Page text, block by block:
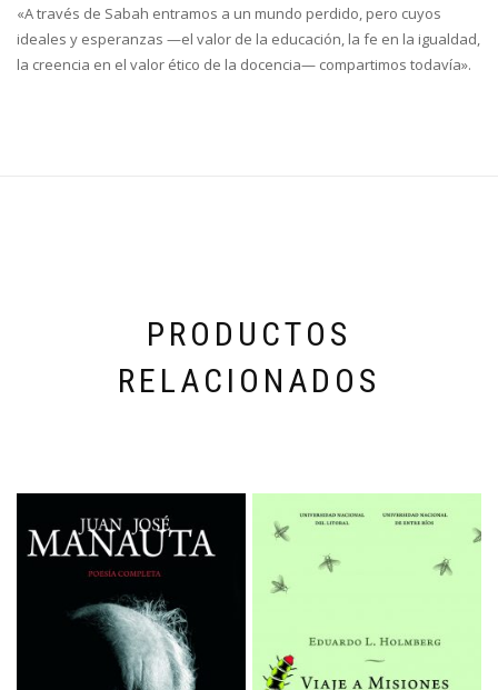
«A través de Sabah entramos a un mundo perdido, pero cuyos
ideales y esperanzas —el valor de la educación, la fe en la igualdad,
la creencia en el valor ético de la docencia— compartimos todavía».
PRODUCTOS
RELACIONADOS